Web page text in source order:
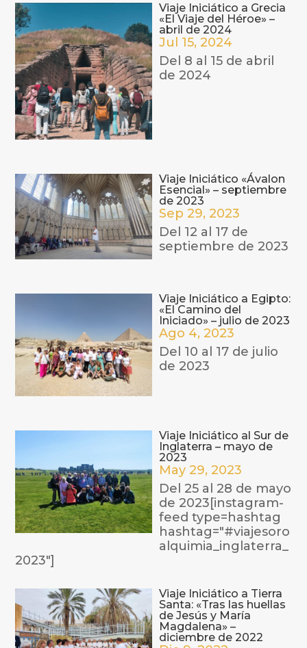
Viaje Iniciático a Grecia
«El Viaje del Héroe» –
abril de 2024
Jul 15, 2024
Del 8 al 15 de abril
de 2024
Viaje Iniciático «Ávalon
Esencial» – septiembre
de 2023
Sep 29, 2023
Del 12 al 17 de
septiembre de 2023
Viaje Iniciático a Egipto:
«El Camino del
Iniciado» – julio de 2023
Ago 4, 2023
Del 10 al 17 de julio
de 2023
Viaje Iniciático al Sur de
Inglaterra – mayo de
2023
May 29, 2023
Del 25 al 28 de mayo
de 2023[instagram-
feed type=hashtag
hashtag="#viajesoro
alquimia_inglaterra_
2023"]
Viaje Iniciático a Tierra
Santa: «Tras las huellas
de Jesús y María
Magdalena» –
diciembre de 2022